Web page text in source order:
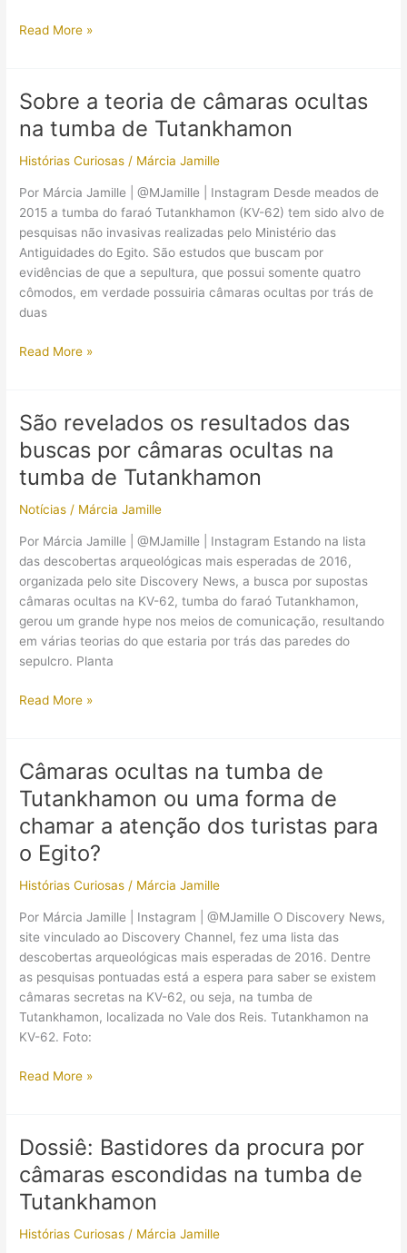
faraó
Tutankhamon:
ocultas
continua
Read More »
Sobre a teoria de câmaras ocultas
na tumba de Tutankhamon
Histórias Curiosas / Márcia Jamille
Por Márcia Jamille | @MJamille | Instagram Desde meados de
2015 a tumba do faraó Tutankhamon (KV-62) tem sido alvo de
pesquisas não invasivas realizadas pelo Ministério das
Antiguidades do Egito. São estudos que buscam por
evidências de que a sepultura, que possui somente quatro
cômodos, em verdade possuiria câmaras ocultas por trás de
duas
Sobre
câmaras
ocultas
na
tumba
de
Read More »
São revelados os resultados das
buscas por câmaras ocultas na
tumba de Tutankhamon
Notícias / Márcia Jamille
Por Márcia Jamille | @MJamille | Instagram Estando na lista
das descobertas arqueológicas mais esperadas de 2016,
organizada pelo site Discovery News, a busca por supostas
câmaras ocultas na KV-62, tumba do faraó Tutankhamon,
gerou um grande hype nos meios de comunicação, resultando
em várias teorias do que estaria por trás das paredes do
sepulcro. Planta
São
resultados
das
buscas
por
câmaras
ocultas
na
de
Tutankhamon
Read More »
Câmaras ocultas na tumba de
Tutankhamon ou uma forma de
chamar a atenção dos turistas para
o Egito?
Histórias Curiosas / Márcia Jamille
Por Márcia Jamille | Instagram | @MJamille O Discovery News,
site vinculado ao Discovery Channel, fez uma lista das
descobertas arqueológicas mais esperadas de 2016. Dentre
as pesquisas pontuadas está a espera para saber se existem
câmaras secretas na KV-62, ou seja, na tumba de
Tutankhamon, localizada no Vale dos Reis. Tutankhamon na
KV-62. Foto:
Câmaras
de
Tutankhamon
ou
forma
Read More »
Dossiê: Bastidores da procura por
câmaras escondidas na tumba de
Tutankhamon
Histórias Curiosas / Márcia Jamille